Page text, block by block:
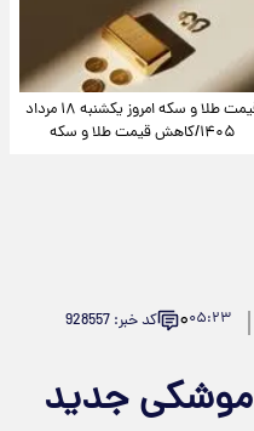
قیمت طلا و سکه امروز یکشنبه ۱۸ مرداد
۱۴۰۵/کاهش قیمت طلا و سکه
۰۵:۲۳۰ کد خبر: 928557
جدید